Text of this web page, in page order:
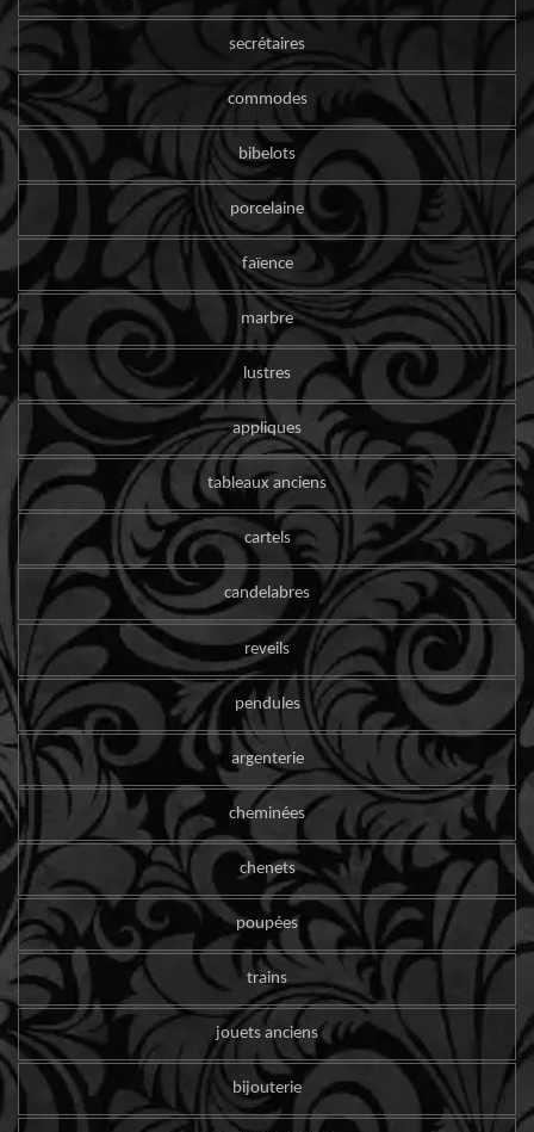
secrétaires
commodes
bibelots
porcelaine
faïence
marbre
lustres
appliques
tableaux anciens
cartels
candelabres
reveils
pendules
argenterie
cheminées
chenets
poupées
trains
jouets anciens
bijouterie